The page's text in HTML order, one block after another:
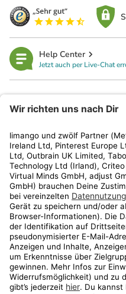
Help Center
Jetzt auch per Live-Chat
Kundenservice
Shop
Aktionen
Travel